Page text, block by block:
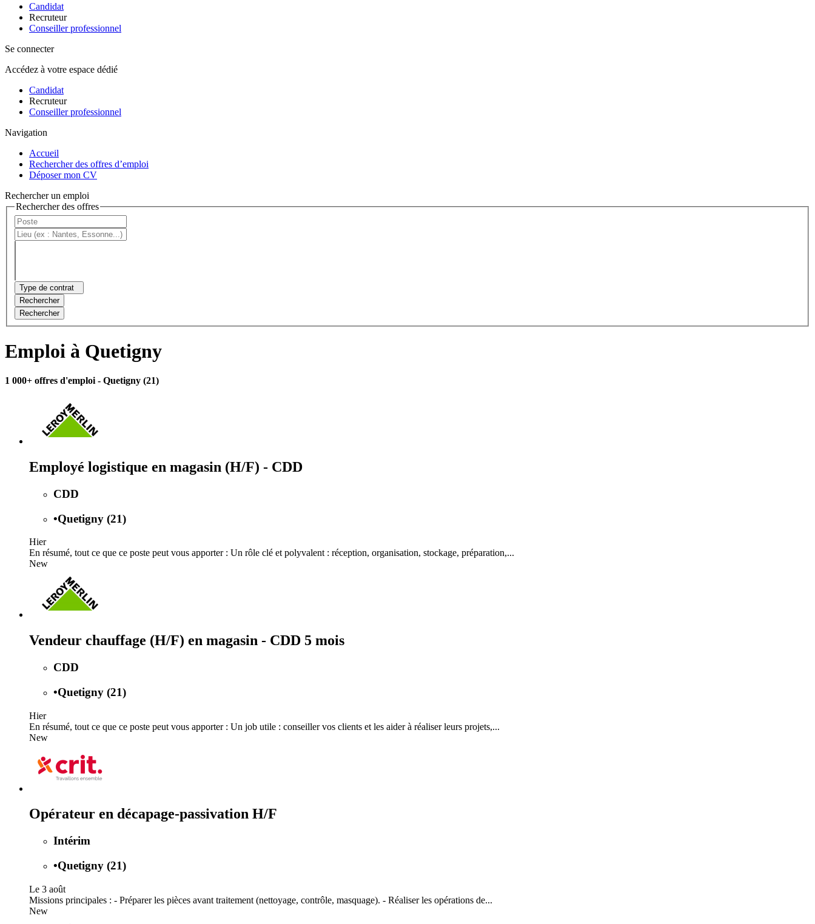
Candidat
Recruteur
Conseiller professionnel
Se connecter
Accédez à votre espace dédié
Candidat
Recruteur
Conseiller professionnel
Navigation
Accueil
Rechercher des offres d’emploi
Déposer mon CV
Rechercher un emploi
Rechercher des offres
Type de contrat
Rechercher
Rechercher
Emploi à Quetigny
1 000+ offres d'emploi - Quetigny (21)
Employé logistique en magasin (H/F) - CDD
CDD
•Quetigny (21)
Hier
En résumé, tout ce que ce poste peut vous apporter : Un rôle clé et polyvalent : réception, organisation, stockage, préparation,...
New
Vendeur chauffage (H/F) en magasin - CDD 5 mois
CDD
•Quetigny (21)
Hier
En résumé, tout ce que ce poste peut vous apporter : Un job utile : conseiller vos clients et les aider à réaliser leurs projets,...
New
Opérateur en décapage-passivation H/F
Intérim
•Quetigny (21)
Le 3 août
Missions principales : - Préparer les pièces avant traitement (nettoyage, contrôle, masquage). - Réaliser les opérations de...
New